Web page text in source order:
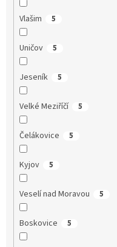
Vlašim 5
Uničov 5
Jeseník 5
Velké Meziříčí 5
Čelákovice 5
Kyjov 5
Veselí nad Moravou 5
Boskovice 5